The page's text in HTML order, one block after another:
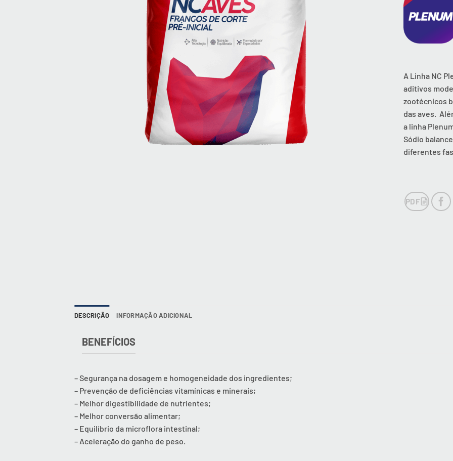
A Linha NC
aditivos
zootécnicos
das aves.
a linha
Sódio
diferentes
PDF
DESCRIÇÃO INFORMAÇÃO ADICIONAL
BENEFÍCIOS
– Segurança na dosagem e homogeneidade dos ingredientes;
– Prevenção de deficiências vitamínicas e minerais;
– Melhor digestibilidade de nutrientes;
– Melhor conversão alimentar;
– Equilíbrio da microflora intestinal;
– Aceleração do ganho de peso.